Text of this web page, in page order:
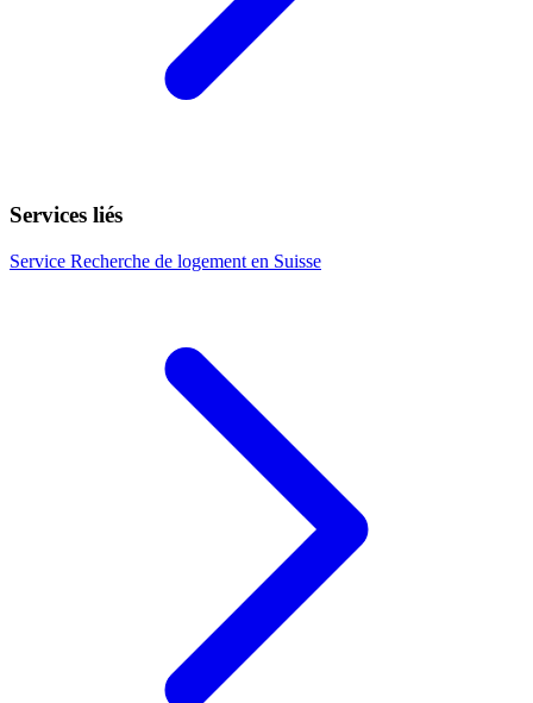
Services liés
Service Recherche de logement en Suisse